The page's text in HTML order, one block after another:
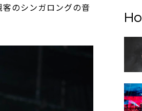
のシンガロングの音